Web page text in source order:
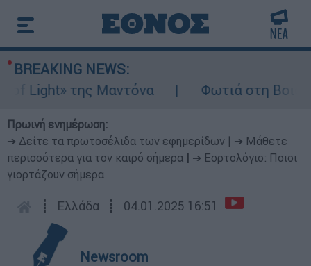
BREAKING NEWS:
της Μαντόνα
Φωτιά στη Βοιωτία:
Πρωινή ενημέρωση:
➔ Δείτε τα πρωτοσέλιδα των εφημερίδων
➔ Μάθετε
περισσότερα για τον καιρό σήμερα
➔ Εορτολόγιο: Ποιοι
γιορτάζουν σήμερα
┋ Ελλάδα ┋ 04.01.2025 16:51
Newsroom